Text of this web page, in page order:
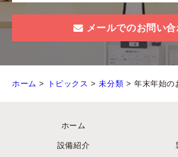
メールでのお問い
ホーム > トピックス >未分類 >年末年始の
ホーム
設備紹介